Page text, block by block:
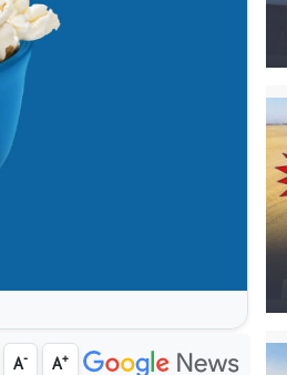
A- A+